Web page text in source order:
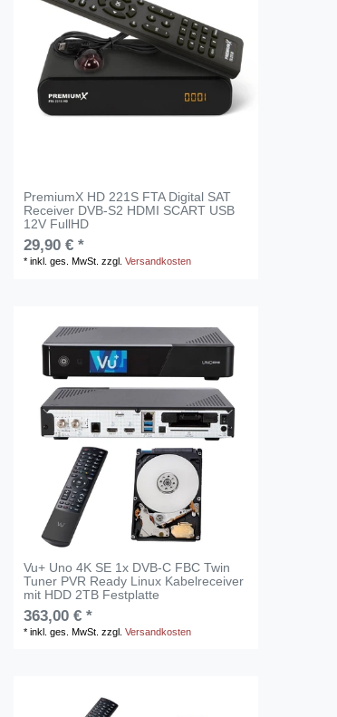
PremiumX HD 221S FTA Digital SAT
Receiver DVB-S2 HDMI SCART USB
12V FullHD
29,90 € *
*inkl. ges. MwSt. zzgl.Versandkosten
Vu+ Uno 4K SE 1x DVB-C FBC Twin
Tuner PVR Ready Linux Kabelreceiver
mit HDD 2TB Festplatte
363,00 € *
*inkl. ges. MwSt. zzgl.Versandkosten